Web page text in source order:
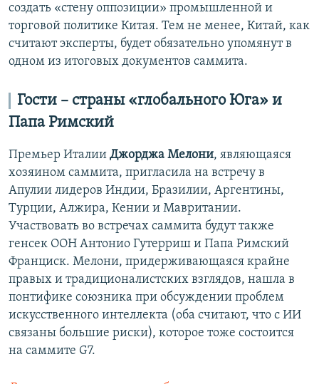
создать «стену оппозиции» промышленной и
торговой политике Китая. Тем не менее, Китай, как
считают эксперты, будет обязательно упомянут в
одном из итоговых документов саммита.
Гости – страны «глобального Юга» и
Папа Римский
Премьер Италии Джорджа Мелони, являющаяся
хозяином саммита, пригласила на встречу в
Апулии лидеров Индии, Бразилии, Аргентины,
Турции, Алжира, Кении и Мавритании.
Участвовать во встречах саммита будут также
генсек ООН Антонио Гутерриш и Папа Римский
Франциск. Мелони, придерживающаяся крайне
правых и традиционалистских взглядов, нашла в
понтифике союзника при обсуждении проблем
искусственного интеллекта (оба считают, что с ИИ
связаны большие риски), которое тоже состоится
на саммите G7.